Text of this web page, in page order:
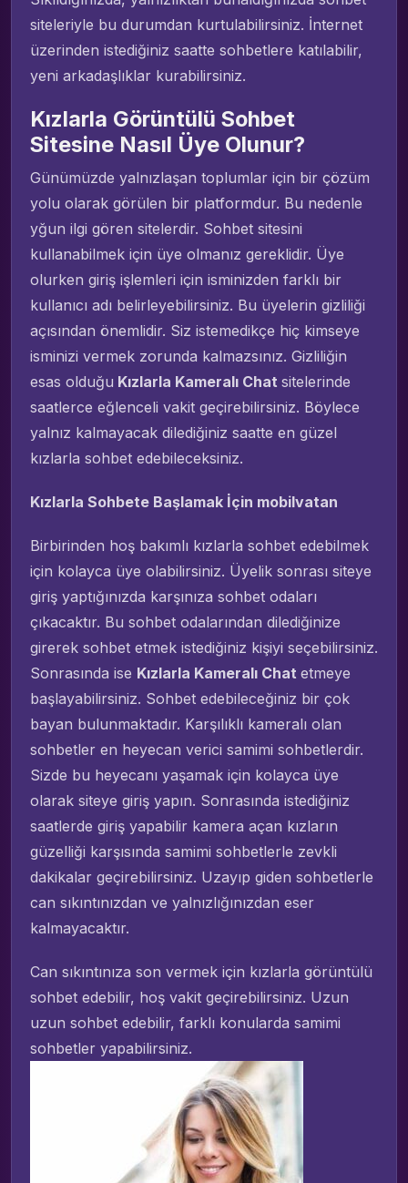
siteleriyle bu durumdan kurtulabilirsiniz. İnternet
üzerinden istediğiniz saatte sohbetlere katılabilir,
yeni arkadaşlıklar kurabilirsiniz.
Kızlarla Görüntülü Sohbet
Sitesine Nasıl Üye Olunur?
Günümüzde yalnızlaşan toplumlar için bir çözüm
yolu olarak görülen bir platformdur. Bu nedenle
yğun ilgi gören sitelerdir. Sohbet sitesini
kullanabilmek için üye olmanız gereklidir. Üye
olurken giriş işlemleri için isminizden farklı bir
kullanıcı adı belirleyebilirsiniz. Bu üyelerin gizliliği
açısından önemlidir. Siz istemedikçe hiç kimseye
isminizi vermek zorunda kalmazsınız. Gizliliğin
esas olduğu Kızlarla Kameralı Chat sitelerinde
saatlerce eğlenceli vakit geçirebilirsiniz. Böylece
yalnız kalmayacak dilediğiniz saatte en güzel
kızlarla sohbet edebileceksiniz.
Kızlarla Sohbete Başlamak İçin mobilvatan
Birbirinden hoş bakımlı kızlarla sohbet edebilmek
için kolayca üye olabilirsiniz. Üyelik sonrası siteye
giriş yaptığınızda karşınıza sohbet odaları
çıkacaktır. Bu sohbet odalarından dilediğinize
girerek sohbet etmek istediğiniz kişiyi seçebilirsiniz.
Sonrasında ise Kızlarla Kameralı Chat etmeye
başlayabilirsiniz. Sohbet edebileceğiniz bir çok
bayan bulunmaktadır. Karşılıklı kameralı olan
sohbetler en heyecan verici samimi sohbetlerdir.
Sizde bu heyecanı yaşamak için kolayca üye
olarak siteye giriş yapın. Sonrasında istediğiniz
saatlerde giriş yapabilir kamera açan kızların
güzelliği karşısında samimi sohbetlerle zevkli
dakikalar geçirebilirsiniz. Uzayıp giden sohbetlerle
can sıkıntınızdan ve yalnızlığınızdan eser
kalmayacaktır.
Can sıkıntınıza son vermek için kızlarla görüntülü
sohbet edebilir, hoş vakit geçirebilirsiniz. Uzun
uzun sohbet edebilir, farklı konularda samimi
sohbetler yapabilirsiniz.